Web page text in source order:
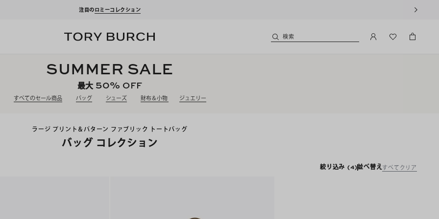
注目のロミーコレクション
検索
SUMMER SALE
最大 50% OFF
すべてのセール商品 バッグ シューズ 財布＆小物 ジュエリー
ラージ プリント＆パターン ファブリック トートバッグ
バッグ コレクション
絞り込み (4)並べ替えすべてクリア